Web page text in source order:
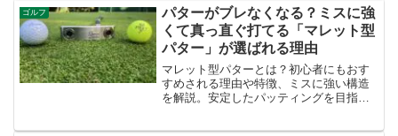
ば動きにくくなります。②ゴルフクラブ
バンカーをならした後に忘...
ゴルフ
パターがブレなくなる？ミスに強
くて真っ直ぐ打てる「マレット型
パター」が選ばれる理由
マレット型パターとは？初心者にもおす
すめされる理由や特徴、ミスに強い構造
を解説。安定したパッティングを目指す